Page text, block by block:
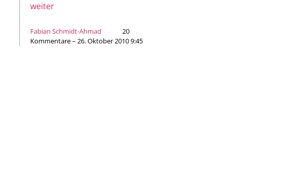
weiter
Fabian Schmidt-Ahmad
20
Kommentare – 26. Oktober 2010 9:45